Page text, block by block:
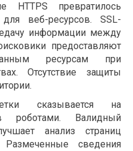
HTTPS превратилось
веб-ресурсов. SSL-
информации между
предоставляют
ресурсам при
Отсутствие защиты
сказывается на
роботами. Валидный
анализ страниц
сведения